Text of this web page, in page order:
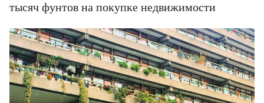
тысяч фунтов на покупке недвижимости